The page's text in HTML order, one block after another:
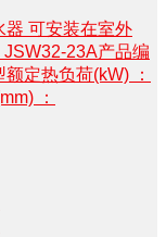
可安装在室外
23A产品编
定热负荷(kW) ：
：